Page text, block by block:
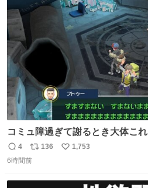
ト
数
コミュ障過ぎて謝るとき大体これ
返
信
4
リ
ポ
136
い
1,753
6時間前